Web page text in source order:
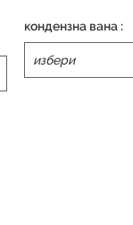
кондензна вана :